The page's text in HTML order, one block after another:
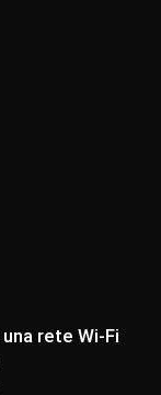
rete Wi-Fi